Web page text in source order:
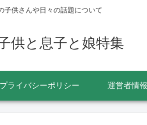
子供さんや日々の話題について
供と息子と娘特集
プライバシーポリシー 運営者情報